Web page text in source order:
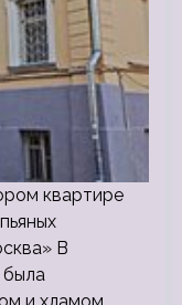
квартире
В
была